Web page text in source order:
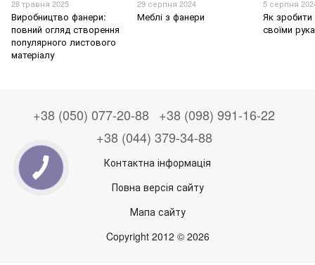
28 травня 2025
Виробництво фанери:
повний огляд створення
популярного листового
матеріалу
29 серпня 2024
Меблі з фанери
5 серпня
Як
своїми
+38 (050) 077-20-88 +38 (098) 991-16-22
+38 (044) 379-34-88
Контактна інформація
Повна версія сайту
Мапа сайту
Copyright 2012 © 2026